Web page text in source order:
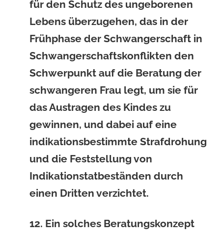
für den Schutz des ungeborenen
Lebens überzugehen, das in der
Frühphase der Schwangerschaft in
Schwangerschaftskonflikten den
Schwerpunkt auf die Beratung der
schwangeren Frau legt, um sie für
das Austragen des Kindes zu
gewinnen, und dabei auf eine
indikationsbestimmte Strafdrohung
und die Feststellung von
Indikationstatbeständen durch
einen Dritten verzichtet.
12. Ein solches Beratungskonzept